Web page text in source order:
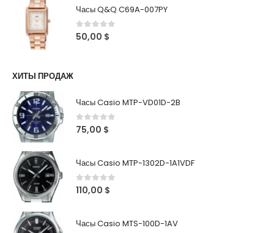
Часы Q&Q C69A-007PY
0out of 5
50,00 $
ХИТЫ ПРОДАЖ
Часы Casio MTP-VD01D-2B
0out of 5
75,00 $
Часы Casio MTP-1302D-1A1VDF
0out of 5
110,00 $
Часы Casio MTS-100D-1AV